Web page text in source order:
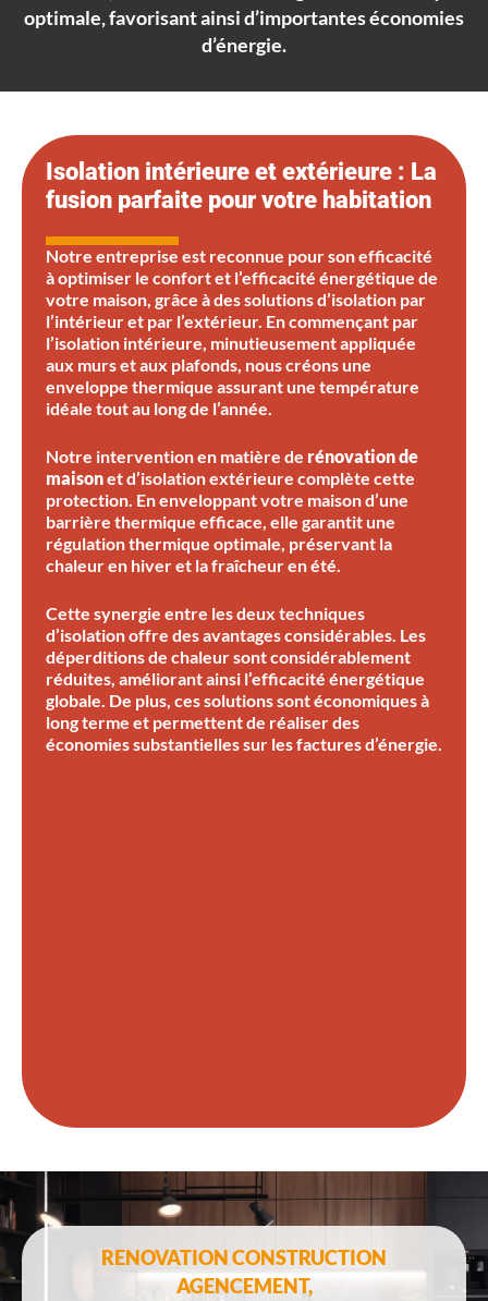
optimale, favorisant ainsi d’importantes économies
d’énergie.
Isolation intérieure et extérieure : La
fusion parfaite pour votre habitation
Notre entreprise est reconnue pour son efficacité
à optimiser le confort et l’efficacité énergétique de
votre maison, grâce à des solutions d’isolation par
l’intérieur et par l’extérieur. En commençant par
l’isolation intérieure, minutieusement appliquée
aux murs et aux plafonds, nous créons une
enveloppe thermique assurant une température
idéale tout au long de l’année.
Notre intervention en matière de rénovation de
maisonet d’isolation extérieure complète cette
protection. En enveloppant votre maison d’une
barrière thermique efficace, elle garantit une
régulation thermique optimale, préservant la
chaleur en hiver et la fraîcheur en été.
Cette synergie entre les deux techniques
d’isolation offre des avantages considérables. Les
déperditions de chaleur sont considérablement
réduites, améliorant ainsi l’efficacité énergétique
globale. De plus, ces solutions sont économiques à
long terme et permettent de réaliser des
économies substantielles sur les factures d’énergie.
RENOVATION CONSTRUCTION
AGENCEMENT,